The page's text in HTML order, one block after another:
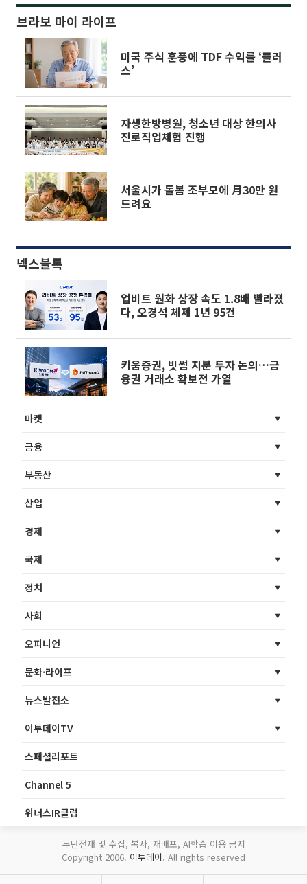
브라보 마이 라이프
미국 주식 훈풍에 TDF 수익률 ‘플러
스’
자생한방병원, 청소년 대상 한의사
진로직업체험 진행
서울시가 돌봄 조부모에 月30만 원
드려요
넥스블록
업비트 원화 상장 속도 1.8배 빨라졌
다, 오경석 체제 1년 95건
키움증권, 빗썸 지분 투자 논의…금
융권 거래소 확보전 가열
마켓
금융
부동산
산업
경제
국제
정치
사회
오피니언
문화·라이프
뉴스발전소
이투데이TV
스페셜리포트
Channel 5
위너스IR클럽
무단전재 및 수집, 복사, 재배포, AI학습 이용 금지
Copyright 2006. 이투데이. All rights reserved